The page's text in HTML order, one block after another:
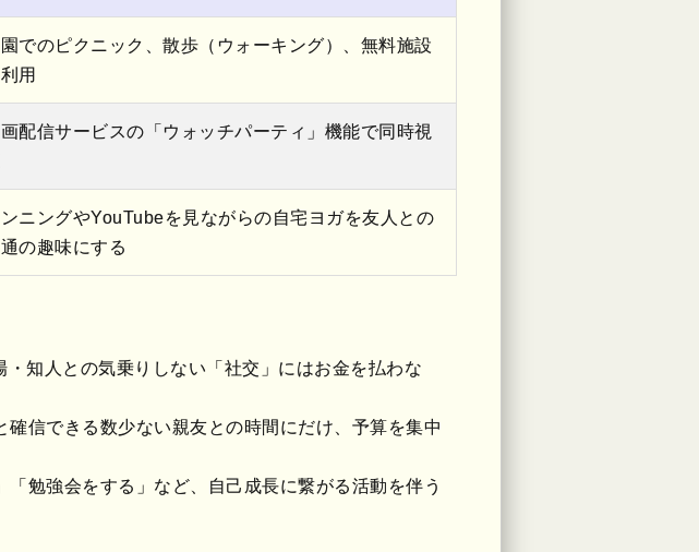
でのピクニック、散歩（ウォーキング）、無料施設
用
配信サービスの「ウォッチパーティ」機能で同時視
ニングやYouTubeを見ながらの自宅ヨガを友人との
の趣味にする
・知人との気乗りしない「社交」にはお金を払わな
確信できる数少ない親友との時間にだけ、予算を集中
勉強会をする」など、自己成長に繋がる活動を伴う